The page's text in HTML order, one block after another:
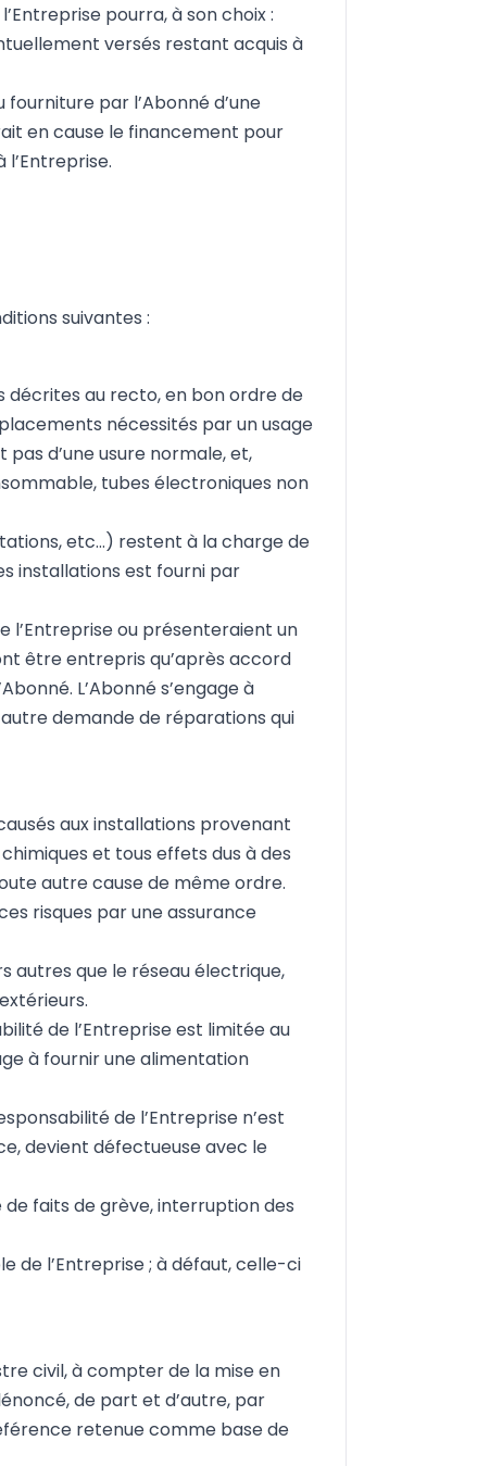
pourra, à son choix :
versés restant acquis à
par l’Abonné d’une
en cause le financement pour
suivantes :
décrites au recto, en bon ordre de
nécessités par un usage
d’une usure normale, et,
tubes électroniques non
etc…) restent à la charge de
installations est fourni par
l’Entreprise ou présenteraient un
être entrepris qu’après accord
L’Abonné s’engage à
demande de réparations qui
aux installations provenant
et tous effets dus à des
autre cause de même ordre.
risques par une assurance
autres que le réseau électrique,
de l’Entreprise est limitée au
à fournir une alimentation
de l’Entreprise n’est
devient défectueuse avec le
de faits de grève, interruption des
de l’Entreprise ; à défaut, celle-ci
civil, à compter de la mise en
de part et d’autre, par
retenue comme base de